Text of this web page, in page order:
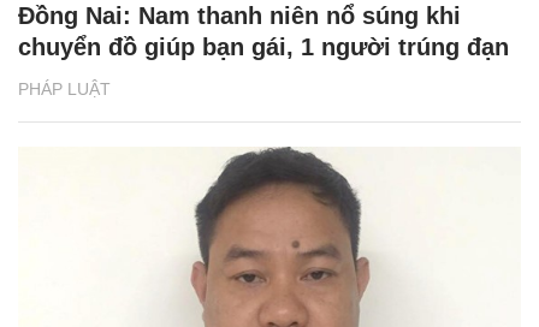
PHÁP LUẬT
Đồng Nai: Nam thanh niên nổ súng khi
chuyển đồ giúp bạn gái, 1 người trúng đạn